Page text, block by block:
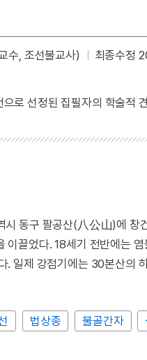
수, 조선불교사) 최종수정
로 선정된 집필자의 학술적
동구 팔공산(八公山)에 창
이끌었다. 18세기 전반에는
. 일제 강점기에는 30본산의
법상종 불골간자